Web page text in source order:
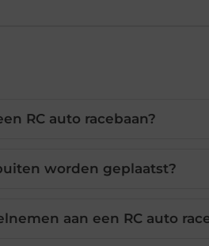
RC auto racebaan?
worden geplaatst?
aan een RC auto